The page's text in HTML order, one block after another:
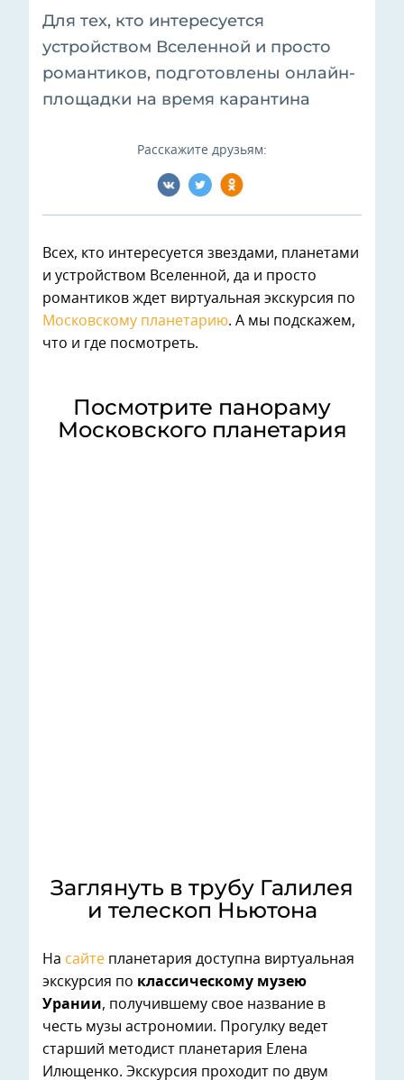
Для тех, кто интересуется
устройством Вселенной и просто
романтиков, подготовлены онлайн-
площадки на время карантина
Расскажите друзьям:
Всех, кто интересуется звездами, планетами
и устройством Вселенной, да и просто
романтиков ждет виртуальная экскурсия по
Московскому планетарию. А мы подскажем,
что и где посмотреть.
Посмотрите панораму
Московского планетария
Заглянуть в трубу Галилея
и телескоп Ньютона
На сайте планетария доступна виртуальная
экскурсия по классическому музею
Урании, получившему свое название в
честь музы астрономии. Прогулку ведет
старший методист планетария Елена
Илющенко. Экскурсия проходит по двум